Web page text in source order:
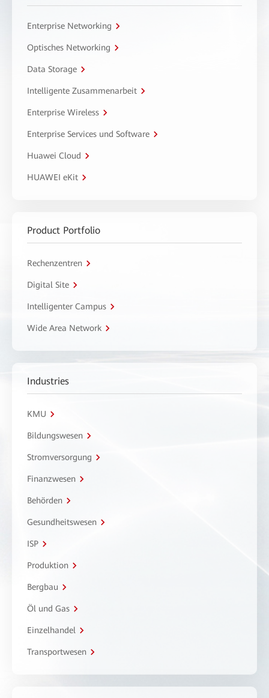
Enterprise Networking
Optisches Networking
Data Storage
Intelligente Zusammenarbeit
Enterprise Wireless
Enterprise Services und Software
Huawei Cloud
HUAWEI eKit
Product Portfolio
Rechenzentren
Digital Site
Intelligenter Campus
Wide Area Network
Industries
KMU
Bildungswesen
Stromversorgung
Finanzwesen
Behörden
Gesundheitswesen
ISP
Produktion
Bergbau
Öl und Gas
Einzelhandel
Transportwesen